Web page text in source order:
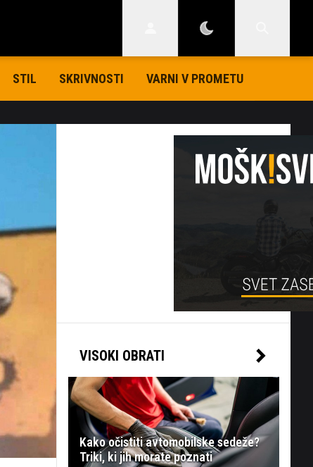
STIL SKRIVNOSTI VARNI V PROMETU
VISOKI OBRATI
Kako očistiti avtomobilske sedeže?
Triki, ki jih morate poznati